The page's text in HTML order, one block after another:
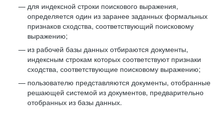
для индексной строки поискового выражения,
определяется один из заранее заданных формальных
признаков сходства, соответствующий поисковому
выражению;
из рабочей базы данных отбираются документы,
индексным строкам которых соответствуют признаки
сходства, соответствующие поисковому выражению;
пользователю представляются документы, отобранные
решающей системой из документов, предварительно
отобранных из базы данных.